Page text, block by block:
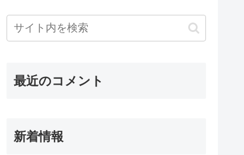
最近のコメント
新着情報